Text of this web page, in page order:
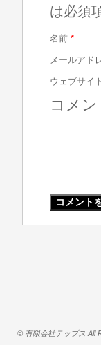
は必須
名前 *
メールアド
ウェブサイト
コメン
© 有限会社テップス All